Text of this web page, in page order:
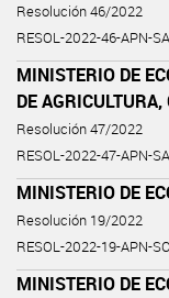
Resolución 46/2022
RESOL-2022-46-APN-
MINISTERIO DE
DE
Resolución 47/2022
RESOL-2022-47-APN-
MINISTERIO DE
Resolución 19/2022
RESOL-2022-19-APN-
MINISTERIO DE